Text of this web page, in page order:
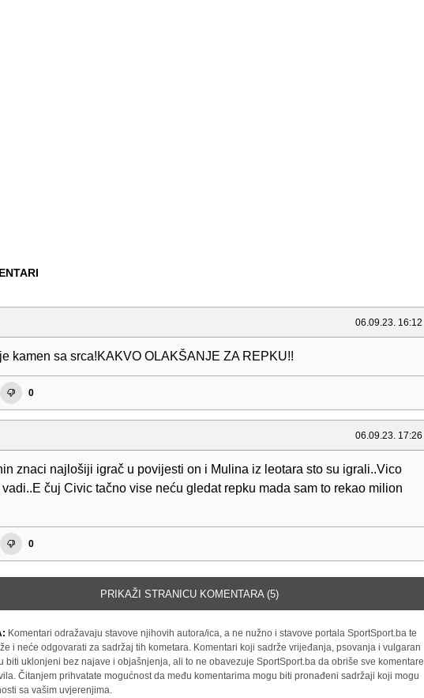
06.09.23. 16:12
kamen sa srca!KAKVO OLAKŠANJE ZA REPKU!!
0
06.09.23. 17:26
znaci najlošiji igrač u povijesti on i Mulina iz leotara sto su igrali..Vico
vadi..E čuj Civic tačno vise neću gledat repku mada sam to rekao milion
0
PRIKAŽI STRANICU KOMENTARA (5)
Komentari odražavaju stavove njihovih autora/ica, a ne nužno i stavove portala SportSport.ba te
i neće odgovarati za sadržaj tih kometara. Komentari koji sadrže vrijeđanja, psovanja i vulgaran
biti uklonjeni bez najave i objašnjenja, ali to ne obavezuje SportSport.ba da obriše sve komentare
Čitanjem prihvatate mogućnost da među komentarima mogu biti pronađeni sadržaji koji mogu
sa vašim uvjerenjima.